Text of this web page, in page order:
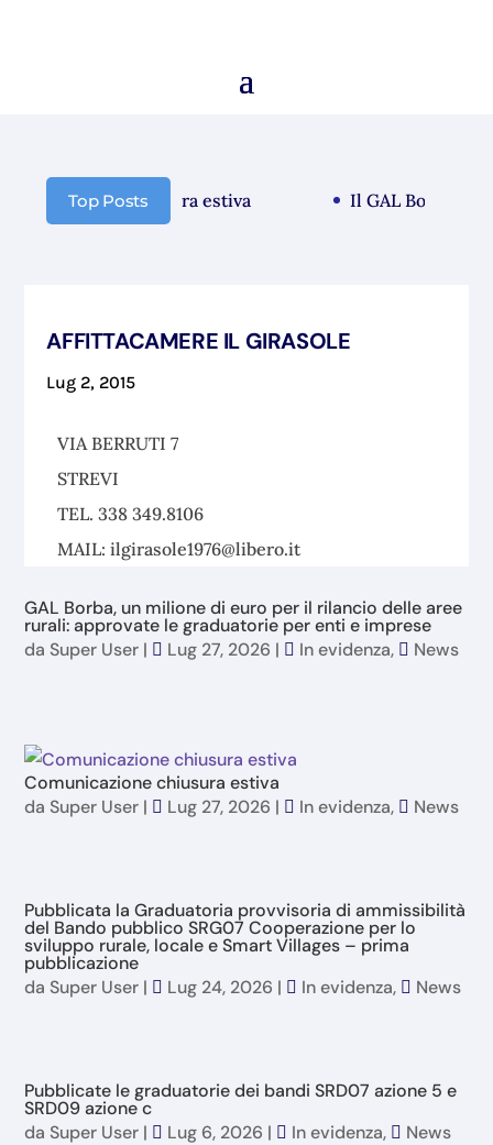
Top Postschiusura estiva Il GAL Borba
AFFITTACAMERE IL GIRASOLE
Lug 2, 2015
VIA BERRUTI 7
STREVI
TEL. 338 349.8106
MAIL: ilgirasole1976@libero.it
GAL Borba, un milione di euro per il rilancio delle aree
rurali: approvate le graduatorie per enti e imprese
da Super User | Lug 27, 2026 | In evidenza, News
Comunicazione chiusura estiva
da Super User | Lug 27, 2026 | In evidenza, News
Pubblicata la Graduatoria provvisoria di ammissibilità
del Bando pubblico SRG07 Cooperazione per lo
sviluppo rurale, locale e Smart Villages – prima
pubblicazione
da Super User | Lug 24, 2026 | In evidenza, News
Pubblicate le graduatorie dei bandi SRD07 azione 5 e
SRD09 azione c
da Super User | Lug 6, 2026 | In evidenza, News